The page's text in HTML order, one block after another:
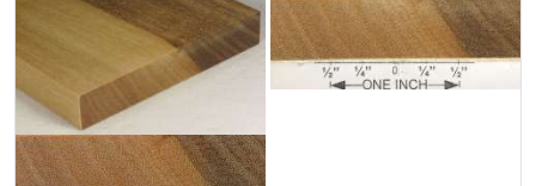
Жёлтое лапачо (Handroanthus
Жёлтое лапачо (Handroanthus